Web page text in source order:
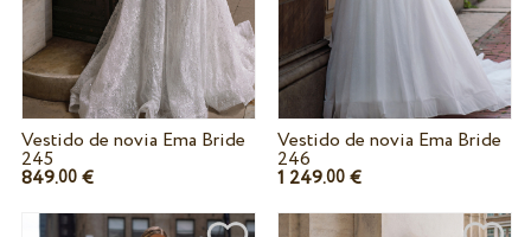
Vestido de novia Ema Bride
245
849.00€
Vestido de novia Ema Bride
246
1 249.00 €